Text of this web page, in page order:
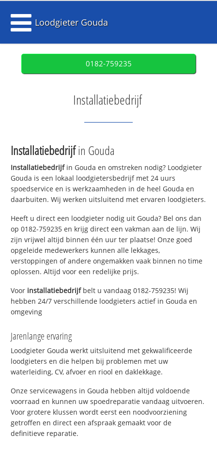
Loodgieter Gouda
0182-759235
Installatiebedrijf
Installatiebedrijfin Gouda
Installatiebedrijfin Gouda en omstreken nodig? Loodgieter
Gouda is een lokaal loodgietersbedrijf met 24 uurs
spoedservice en is werkzaamheden in de heel Gouda en
daarbuiten. Wij werken uitsluitend met ervaren loodgieters.
Heeft u direct een loodgieter nodig uit Gouda? Bel ons dan
op 0182-759235 en krijg direct een vakman aan de lijn. Wij
zijn vrijwel altijd binnen één uur ter plaatse! Onze goed
opgeleide medewerkers kunnen alle lekkages,
verstoppingen of andere ongemakken vaak binnen no time
oplossen. Altijd voor een redelijke prijs.
Voor installatiebedrijfbelt u vandaag 0182-759235! Wij
hebben 24/7 verschillende loodgieters actief in Gouda en
omgeving
Jarenlange ervaring
Loodgieter Gouda werkt uitsluitend met gekwalificeerde
loodgieters en die helpen bij problemen met uw
waterleiding, CV, afvoer en riool en daklekkage.
Onze servicewagens in Gouda hebben altijd voldoende
voorraad en kunnen uw spoedreparatie vandaag uitvoeren.
Voor grotere klussen wordt eerst een noodvoorziening
getroffen en direct een afspraak gemaakt voor de
definitieve reparatie.